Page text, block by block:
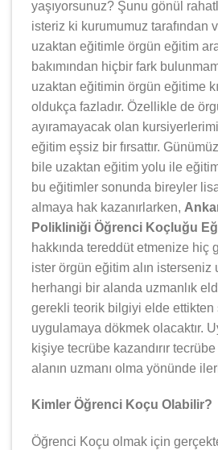
yaşıyorsunuz? Şunu gönül
isteriz ki kurumumuz tarafından
uzaktan eğitimle örgün eğitim
bakımından hiçbir fark
uzaktan eğitimin örgün eğitime
oldukça fazladır. Özellikle de
ayıramayacak olan
eğitim eşsiz bir fırsattır.
bile uzaktan eğitim yolu ile
bu eğitimler sonunda bireyler
almaya hak kazanırlarken,
Polikliniği Öğrenci Koçluğu
hakkında tereddüt etmenize hiç
ister örgün eğitim alın isterseniz
herhangi bir alanda uzmanlık
gerekli teorik bilgiyi elde
uygulamaya dökmek olacaktır.
kişiye tecrübe kazandırır
alanın uzmanı olma yönünde
Kimler Öğrenci Koçu Olabilir?
Öğrenci Koçu olmak için